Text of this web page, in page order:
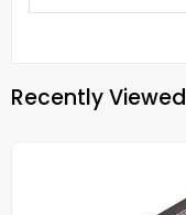
Recently Viewed